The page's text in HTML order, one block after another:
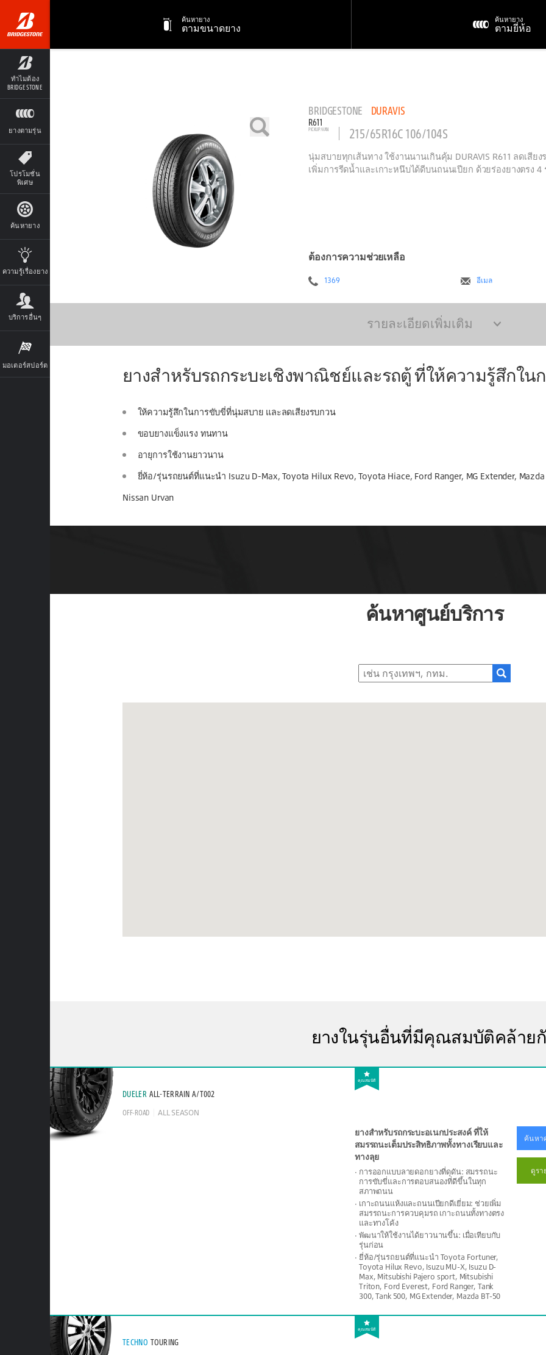
ทำไมต้อง
BRIDGESTONE
ยางตามรุ่น
โปรโมชั่น
พิเศษ
ค้นหายาง
ความรู้เรื่องยาง
บริการอื่นๆ
มอเตอร์สปอร์ต
ค้นหายาง
ตามขนาดยาง
ค้นหายาง
ตามยี่ห้อ
BRIDGESTONE DURAVIS
R611
PICKUP/VAN 215/65R16C 106/104S
นุ่มสบายทุกเส้นทาง ใช้งานนานเกินคุ้ม DURAVIS R611 ลดเสี
เพิ่มการรีดน้ำและเกาะหนึบได้ดีบนถนนเปียก ด้วยร่องยางตรง 4
ต้องการความช่วยเหลือ
1369 อีเมล
รายละเอียดเพิ่มเติม
ยางสำหรับรถกระบะเชิงพาณิชย์และรถตู้ ที่ให้ความรู้สึกใ
ให้ความรู้สึกในการขับขี่ที่นุ่มสบาย และลดเสียงรบกวน
ขอบยางแข็งแรง ทนทาน
อายุการใช้งานยาวนาน
ยี่ห้อ/รุ่นรถยนต์ที่แนะนำ Isuzu D-Max, Toyota Hilux Revo, Toyota Hiace, Ford Ranger, MG Extender,
Nissan Urvan
ค้นหาศูนย์บริการ
ยางในรุ่นอื่นที่มีคุณสมบัติคล้าย
คุณสมบัติ
DUELER ALL-TERRAIN A/T002
OFF-ROAD ALL SEASON
ยางสำหรับรถกระบะอเนกประสงค์ ที่ให้
สมรรถนะเต็มประสิทธิภาพทั้งทางเรียบและ
ทางลุย
การออกแบบลายดอกยางที่ดุดัน: สมรรถนะ
การขับขี่และการตอบสนองที่ดีขึ้นในทุก
สภาพถนน
เกาะถนนแห้งและถนนเปียกดีเยี่ยม: ช่วยเพิ่ม
สมรรถนะการควบคุมรถ เกาะถนนทั้งทางตรง
และทางโค้ง
พัฒนาให้ใช้งานได้ยาวนานขึ้น: เมื่อเทียบกับ
รุ่นก่อน
ยี่ห้อ/รุ่นรถยนต์ที่แนะนำ Toyota Fortuner,
Toyota Hilux Revo, Isuzu MU-X, Isuzu D-
Max, Mitsubishi Pajero sport, Mitsubishi
Triton, Ford Everest, Ford Ranger, Tank
300, Tank 500, MG Extender, Mazda BT-50
ค้นหา
ดูรา
คุณสมบัติ
TECHNO TOURING